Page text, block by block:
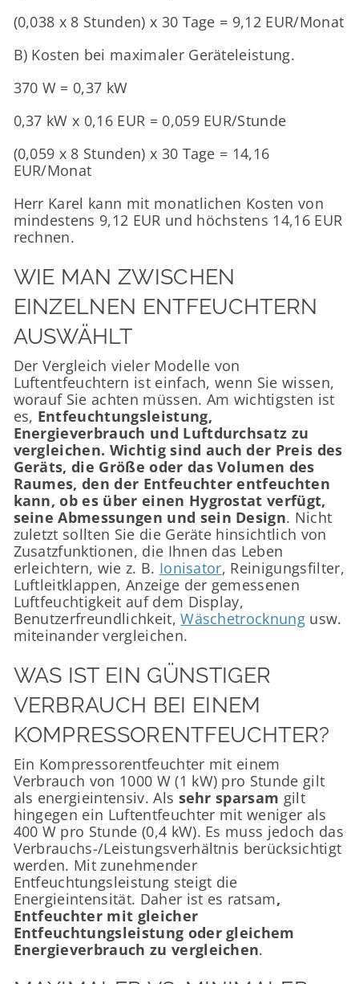
(0,038 x 8 Stunden) x 30 Tage = 9,12 EUR/Monat
B) Kosten bei maximaler Geräteleistung.
370 W = 0,37 kW
0,37 kW x 0,16 EUR = 0,059 EUR/Stunde
(0,059 x 8 Stunden) x 30 Tage = 14,16
EUR/Monat
Herr Karel kann mit monatlichen Kosten von
mindestens 9,12 EUR und höchstens 14,16 EUR
rechnen.
WIE MAN ZWISCHEN
EINZELNEN ENTFEUCHTERN
AUSWÄHLT
Der Vergleich vieler Modelle von
Luftentfeuchtern ist einfach, wenn Sie wissen,
worauf Sie achten müssen. Am wichtigsten ist
es, Entfeuchtungsleistung,
Energieverbrauch und Luftdurchsatz zu
vergleichen. Wichtig sind auch der Preis des
Geräts, die Größe oder das Volumen des
Raumes, den der Entfeuchter entfeuchten
kann, ob es über einen Hygrostat verfügt,
seine Abmessungen und sein Design. Nicht
zuletzt sollten Sie die Geräte hinsichtlich von
Zusatzfunktionen, die Ihnen das Leben
erleichtern, wie z. B. Ionisator, Reinigungsfilter,
Luftleitklappen, Anzeige der gemessenen
Luftfeuchtigkeit auf dem Display,
Benutzerfreundlichkeit,Wäschetrocknung usw.
miteinander vergleichen.
WAS IST EIN GÜNSTIGER
VERBRAUCH BEI EINEM
KOMPRESSORENTFEUCHTER?
Ein Kompressorentfeuchter mit einem
Verbrauch von 1000 W (1 kW) pro Stunde gilt
als energieintensiv. Als sehr sparsam gilt
hingegen ein Luftentfeuchter mit weniger als
400 W pro Stunde (0,4 kW). Es muss jedoch das
Verbrauchs-/Leistungsverhältnis berücksichtigt
werden. Mit zunehmender
Entfeuchtungsleistung steigt die
Energieintensität. Daher ist es ratsam,
Entfeuchter mit gleicher
Entfeuchtungsleistung oder gleichem
Energieverbrauch zu vergleichen.